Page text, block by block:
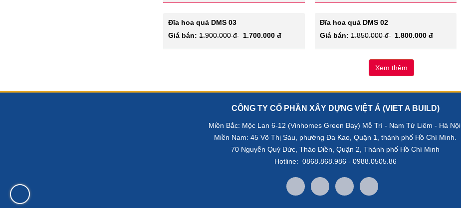
Đĩa hoa quả DMS 03
Giá bán: 1.900.000 đ 1.700.000 đ
Đĩa hoa quả DMS 02
Giá bán: 1.850.000 đ 1.800.000 đ
Xem thêm
CÔNG TY CỔ PHẦN XÂY DỰNG VIỆT Á (VIET A BUILD)
Miền Bắc: Mộc Lan 6-12 (Vinhomes Green Bay) Mễ Trì - Nam Từ Liêm - Hà Nội.
Miền Nam: 45 Võ Thị Sáu, phường Đa Kao, Quận 1, thành phố Hồ Chí Minh.
70 Nguyễn Quý Đức, Thảo Điền, Quận 2, Thành phố Hồ Chí Minh
Hotline: 0868.868.986 - 0988.0505.86